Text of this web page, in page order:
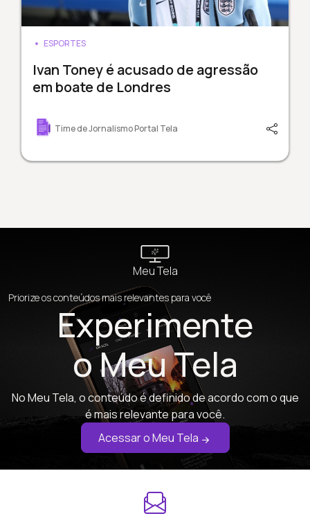
ESPORTES
Ivan Toney é acusado de agressão
em boate de Londres
Time de Jornalismo Portal Tela
Meu Tela
Priorize os conteúdos mais relevantes para você
Experimente
o Meu Tela
No Meu Tela, o conteúdo é definido de acordo com o que
é mais relevante para você.
Acessar o Meu Tela